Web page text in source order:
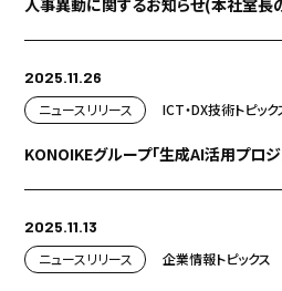
2025.11.26
ニュースリリース
ICT・DX技術トピック
KONOIKEグループ「生成AI活用プロ
2025.11.13
ニュースリリース
企業情報トピックス